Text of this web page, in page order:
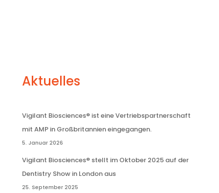
Aktuelles
Vigilant Biosciences® ist eine Vertriebspartnerschaft
mit AMP in Großbritannien eingegangen.
5. Januar 2026
Vigilant Biosciences® stellt im Oktober 2025 auf der
Dentistry Show in London aus
25. September 2025